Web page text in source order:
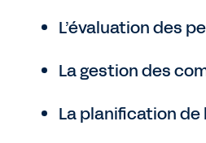
L’évaluation des
La gestion des
La planification de